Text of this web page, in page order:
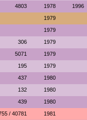
4803 1978 1996
1979
1979
306 1979
5071 1979
195 1979
437 1980
132 1980
439 1980
/ 40781 1981